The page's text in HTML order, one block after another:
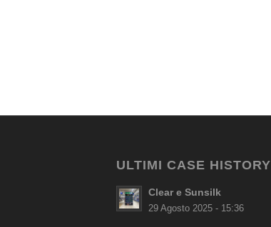
ULTIMI CASE HISTORY
Clear e Sunsilk
29 Agosto 2025 - 15:36